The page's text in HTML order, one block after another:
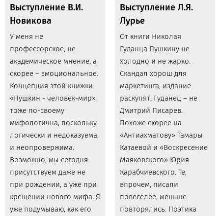
Выступление В.И.
Новикова
У меня не
профессорское, не
академическое мнение, а
скорее – эмоциональное.
Концепция этой книжки
«Пушкин - человек-мир»
тоже по-своему
мифологична, поскольку
логически и недоказуема,
и неопровержима.
Возможно, мы сегодня
присутствуем даже не
при рождении, а уже при
крещении нового мифа. Я
уже подумываю, как его
Выступление Л.Я.
Лурье
От книги Николая
Гуданца Пушкину не
холодно и не жарко.
Скандал хорош для
маркетинга, издание
раскупят. Гуданец – не
Дмитрий Писарев.
Похоже скорее на
«Антиахматову» Тамары
Катаевой и «Воскресение
Маяковского» Юрия
Карабчиевского. Те,
впрочем, писали
повеселее, меньше
повторялись. Поэтика